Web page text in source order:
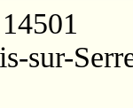
sur-